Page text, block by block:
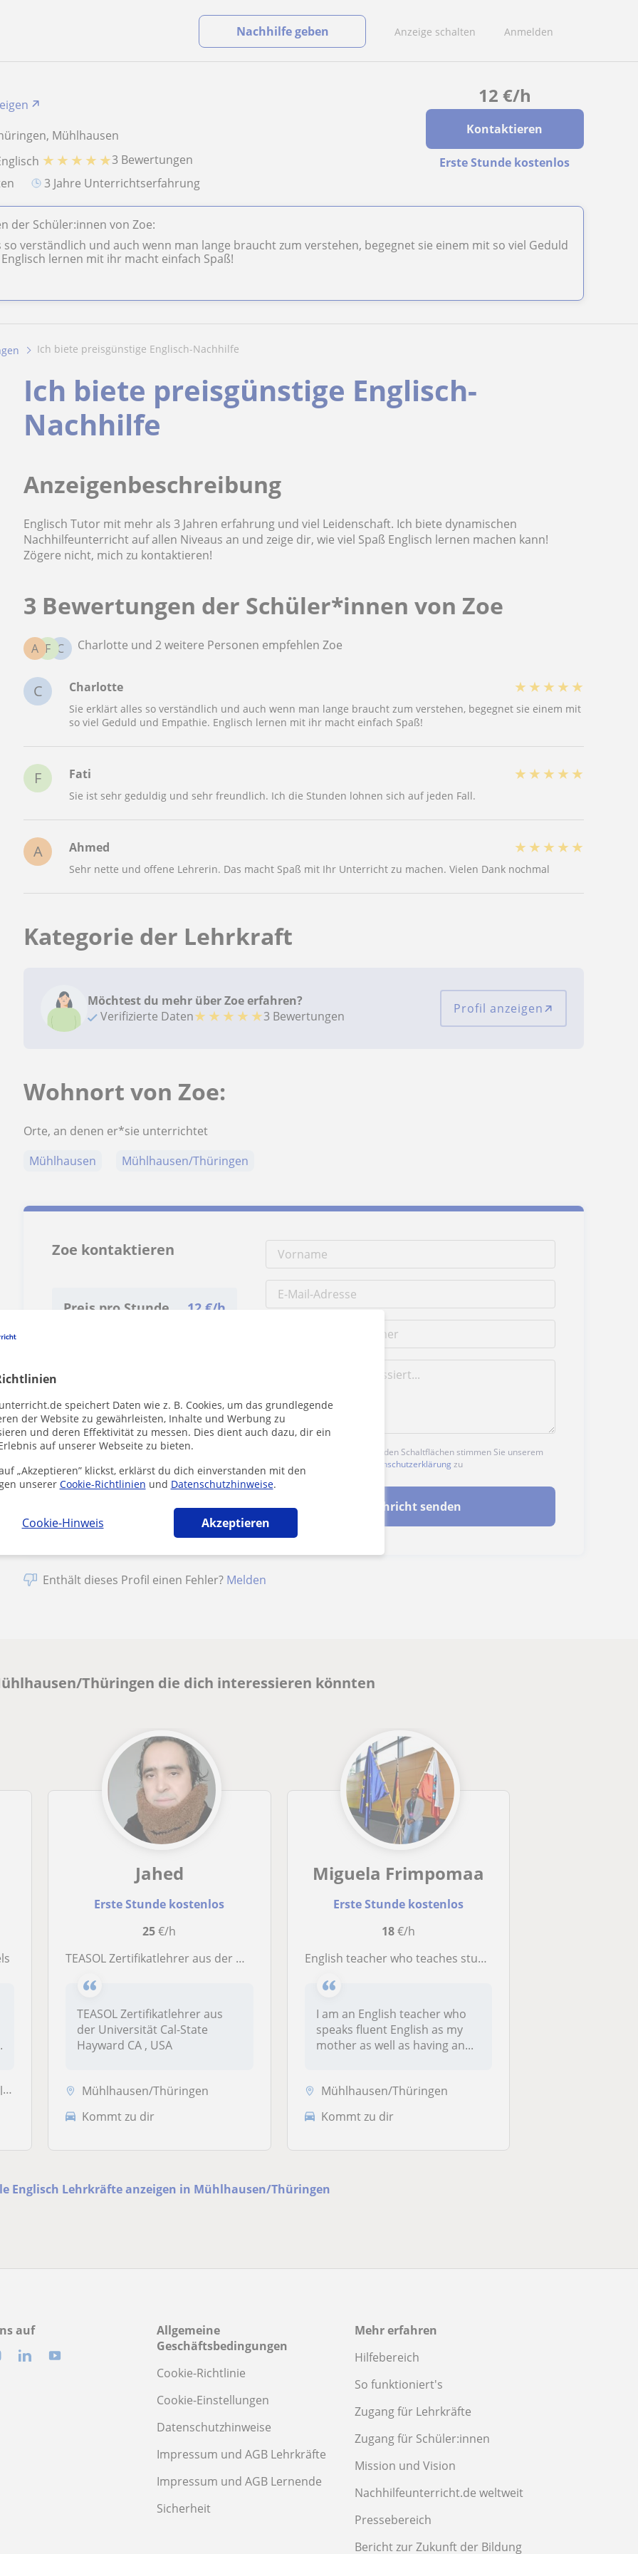
speichert Daten wie z. B. Cookies, um das grundlegende
der Website zu gewährleisten, Inhalte und Werbung zu
und deren Effektivität zu messen. Dies dient auch dazu, dir ein
auf unserer Webseite zu bieten.
„Akzeptieren” klickst, erklärst du dich einverstanden mit den
unserer Cookie-Richtlinien und Datenschutzhinweise.
Cookie-Hinweis Akzeptieren
Anzeige schalten Anmelden
Nachhilfe geben
12 €/h
Kontaktieren
Erste Stunde kostenlos
Mühlhausen
★ ★ ★ ★ ★3 Bewertungen
3 Jahre Unterrichtserfahrung
der Schüler:innen von Zoe:
so verständlich und auch wenn man lange braucht zum verstehen, begegnet sie einem mit so viel Geduld
lernen mit ihr macht einfach Spaß!
Ich biete preisgünstige Englisch-Nachhilfe
Ich biete preisgünstige Englisch-
Nachhilfe
Anzeigenbeschreibung
Englisch Tutor mit mehr als 3 Jahren erfahrung und viel Leidenschaft. Ich biete dynamischen
Nachhilfeunterricht auf allen Niveaus an und zeige dir, wie viel Spaß Englisch lernen machen kann!
Zögere nicht, mich zu kontaktieren!
3 Bewertungen der Schüler*innen von Zoe
C
F
A Charlotte und 2 weitere Personen empfehlen Zoe
C Charlotte ★ ★ ★ ★ ★
Sie erklärt alles so verständlich und auch wenn man lange braucht zum verstehen, begegnet sie einem mit
so viel Geduld und Empathie. Englisch lernen mit ihr macht einfach Spaß!
F Fati ★ ★ ★ ★ ★
Sie ist sehr geduldig und sehr freundlich. Ich die Stunden lohnen sich auf jeden Fall.
A Ahmed ★ ★ ★ ★ ★
Sehr nette und offene Lehrerin. Das macht Spaß mit Ihr Unterricht zu machen. Vielen Dank nochmal
Kategorie der Lehrkraft
Möchtest du mehr über Zoe erfahren?
Verifizierte Daten★ ★ ★ ★ ★3 Bewertungen Profil anzeigen
Wohnort von Zoe:
Orte, an denen er*sie unterrichtet
Mühlhausen
Mühlhausen/Thüringen
Zoe kontaktieren
Preis pro Stunde 12 €/h
Durch Klicken auf eine der beiden Schaltflächen stimmen Sie unserem
Impressum
Datenschutzerklärung zu
Nachricht senden
Enthält dieses Profil einen Fehler? Melden
Thüringen die dich interessieren könnten
Jahed
Erste Stunde kostenlos
25€/h
TEASOL Zertifikatlehrer aus der Universität Cal-State Hayward CA , USA
TEASOL Zertifikatlehrer aus
der Universität Cal-State
Hayward CA , USA
Mühlhausen/Thüringen
Kommt zu dir
Miguela Frimpomaa
Erste Stunde kostenlos
18€/h
English teacher who teaches students from lower grade to the secondary level
I am an English teacher who
speaks fluent English as my
mother as well as having an...
Mühlhausen/Thüringen
Kommt zu dir
Englisch Lehrkräfte anzeigen in Mühlhausen/Thüringen
auf
Allgemeine
Geschäftsbedingungen
Cookie-Richtlinie
Cookie-Einstellungen
Datenschutzhinweise
Impressum und AGB Lehrkräfte
Impressum und AGB Lernende
Sicherheit
Mehr erfahren
Hilfebereich
So funktioniert's
Zugang für Lehrkräfte
Zugang für Schüler:innen
Mission und Vision
Nachhilfeunterricht.de weltweit
Pressebereich
Bericht zur Zukunft der Bildung